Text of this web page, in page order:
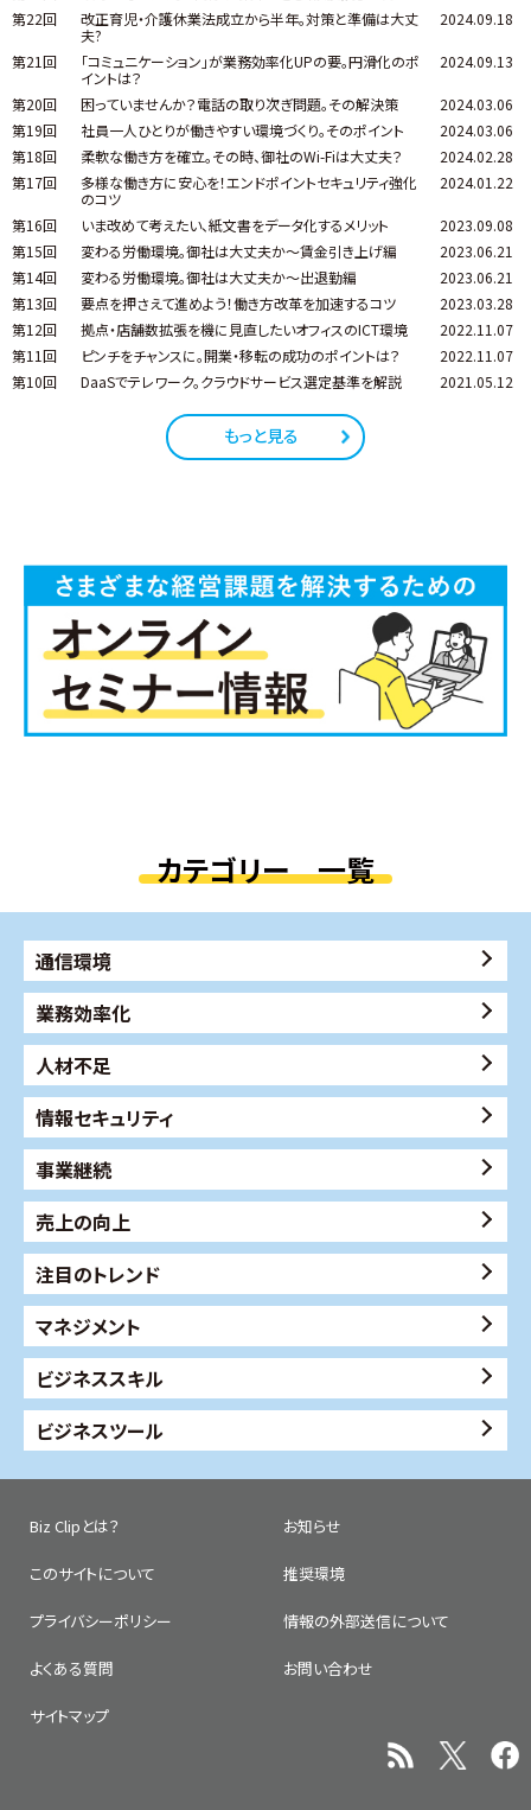
第22回
改正育児・介護休業法成立から半年。対策と準備は大丈
夫?
2024.09.18
第21回
「コミュニケーション」が業務効率化UPの要。円滑化のポ
イントは？
2024.09.13
第20回 困っていませんか？電話の取り次ぎ問題。その解決策
2024.03.06
第19回
社員一人ひとりが働きやすい環境づくり。そのポイント
2024.03.06
第18回
柔軟な働き方を確立。その時、御社のWi-Fiは大丈夫？
2024.02.28
第17回
多様な働き方に安心を！エンドポイントセキュリティ強化
のコツ
2024.01.22
第16回 いま改めて考えたい、紙文書をデータ化するメリット
2023.09.08
第15回
変わる労働環境。御社は大丈夫か～賃金引き上げ編
2023.06.21
第14回
変わる労働環境。御社は大丈夫か～出退勤編
2023.06.21
第13回
要点を押さえて進めよう！働き方改革を加速するコツ
2023.03.28
第12回
拠点・店舗数拡張を機に見直したいオフィスのICT環境
2022.11.07
第11回
ピンチをチャンスに。開業・移転の成功のポイントは？
2022.11.07
第10回
DaaSでテレワーク。クラウドサービス選定基準を解説 2021.05.12
もっと見る
カテゴリー 一覧
通信環境
業務効率化
人材不足
情報セキュリティ
事業継続
売上の向上
注目のトレンド
マネジメント
ビジネススキル
ビジネスツール
Biz Clipとは？ お知らせ
このサイトについて 推奨環境
プライバシーポリシー 情報の外部送信について
よくある質問 お問い合わせ
サイトマップ